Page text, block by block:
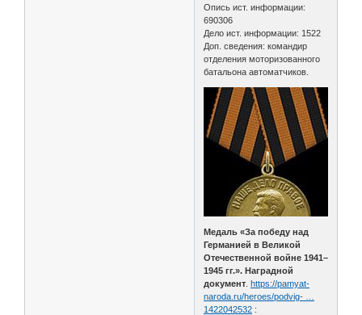
Опись ист. информации:
690306
Дело ист. информации: 1522
Доп. сведения: командир
отделения моторизованного
батальона автоматчиков.
Медаль «За победу над
Германией в Великой
Отечественной войне 1941–
1945 гг.». Наградной
документ .https://pamyat-
naroda.ru/heroes/podvig- …
1422042532 :